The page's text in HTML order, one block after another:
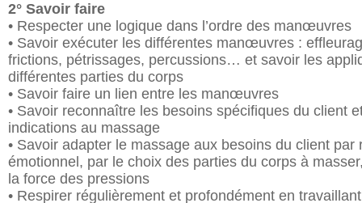
2° Savoir faire
• Respecter une logique dans l’ordre des manœuvres
• Savoir exécuter les différentes manœuvres :
frictions, pétrissages, percussions… et savoir les
différentes parties du corps
• Savoir faire un lien entre les manœuvres
• Savoir reconnaître les besoins spécifiques du client
indications au massage
• Savoir adapter le massage aux besoins du client par
émotionnel, par le choix des parties du corps à
la force des pressions
• Respirer régulièrement et profondément en travaillant